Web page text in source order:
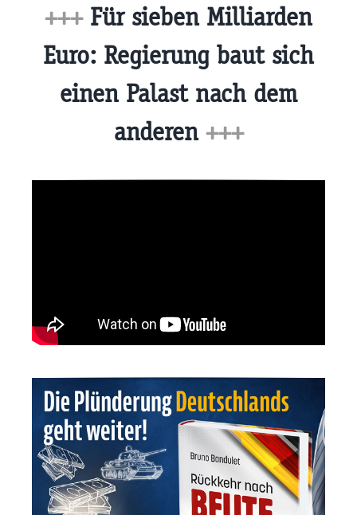
+++Für sieben Milliarden
Euro: Regierung baut sich
einen Palast nach dem
anderen +++